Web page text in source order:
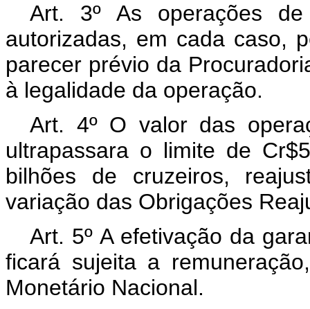
Art. 3º As operações
autorizadas, em cada caso,
parecer prévio da
à legalidade da operação.
Art. 4º O valor das
ultrapassara o limite de
bilhões de cruzeiros,
variação das Obrigações
Art. 5º A efetivação da
ficará sujeita a
Monetário Nacional.